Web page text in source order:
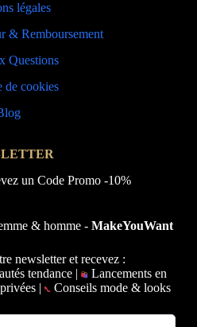
légales
& Remboursement
Questions
de cookies
un Code Promo -10%
& homme -MakeYouWant
newsletter et recevez :
tendance |
Lancements en
| Conseils mode & looks